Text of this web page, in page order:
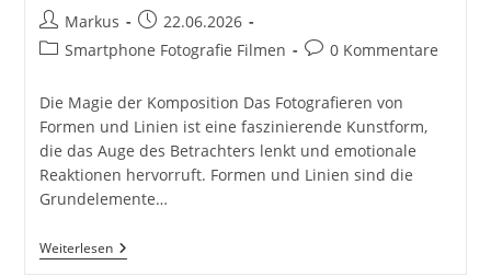
Beitrags-
Autor:
Markus
Beitrag
veröffentlicht:
22.06.2026
Beitrags-
Smartphone Fotografie Filmen
Beitrags-
0 Kommentare
Die Magie der Komposition Das Fotografieren von
Formen und Linien ist eine faszinierende Kunstform,
die das Auge des Betrachters lenkt und emotionale
Reaktionen hervorruft. Formen und Linien sind die
Grundelemente…
WeiterlesenFotografieren
Von